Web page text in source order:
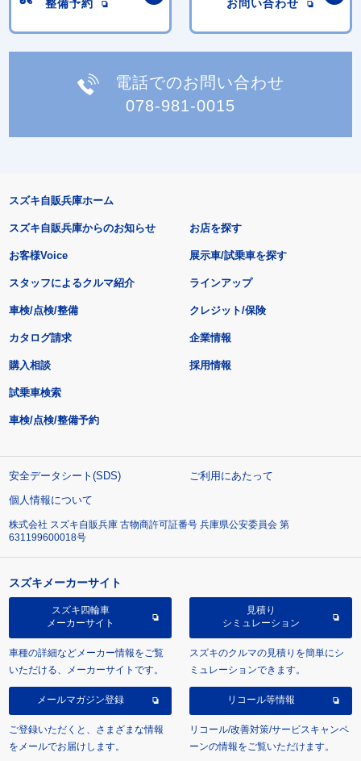
整備予約
お問い合わせ
電話でのお問い合わせ
078-981-0015
スズキ自販兵庫ホーム
スズキ自販兵庫からのお知らせ
お客様Voice
スタッフによるクルマ紹介
お店を探す
展示車/試乗車を探す
ラインアップ
車検/点検/整備 クレジット/保険
カタログ請求
購入相談
試乗車検索
車検/点検/整備予約
企業情報
採用情報
安全データシート(SDS)
ご利用にあたって
個人情報について
株式会社 スズキ自販兵庫 古物商許可証番号 兵庫県公安委員会 第
631199600018号
スズキメーカーサイト
スズキ四輪車
メーカーサイト
車種の詳細などメーカー情報をご覧
いただける、メーカーサイトです。
見積り
シミュレーション
スズキのクルマの見積りを簡単にシ
ミュレーションできます。
メールマガジン登録
ご登録いただくと、さまざまな情報
をメールでお届けします。
リコール等情報
リコール/改善対策/サービスキャンペ
ーンの情報をご覧いただけます。